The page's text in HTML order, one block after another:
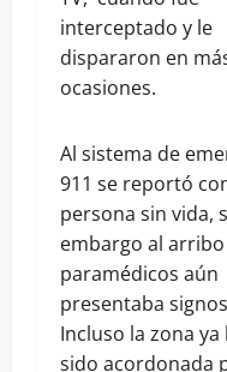
interceptado y le
dispararon en
ocasiones.
Al sistema de
911 se reportó
persona sin vida,
embargo al
paramédicos aún
presentaba
Incluso la zona ya
sido acordonada